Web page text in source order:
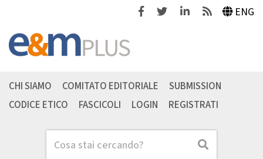
FacebookTwitterLinkedinFeeds ENG
Cerca Cerca
CHI SIAMO COMITATO EDITORIALE
SUBMISSION
CODICE ETICO
FASCICOLI LOGIN REGISTRATI